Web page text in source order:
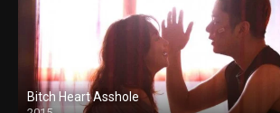
Bitch Heart Asshole